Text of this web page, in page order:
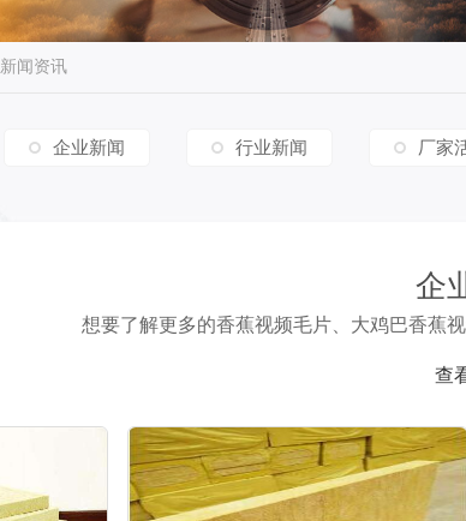
新闻资讯
企业新闻 行业新闻 厂家
企
想要了解更多的香蕉视频毛片、大鸡巴香蕉
查